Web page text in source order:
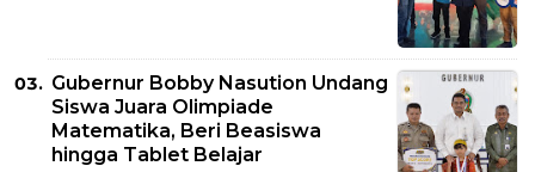
Gubernur Bobby Nasution Undang
Siswa Juara Olimpiade
Matematika, Beri Beasiswa
hingga Tablet Belajar